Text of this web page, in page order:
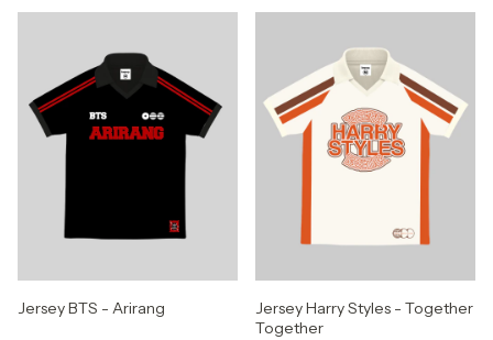
Jersey BTS - Arirang
Jersey Harry Styles - Together
Together